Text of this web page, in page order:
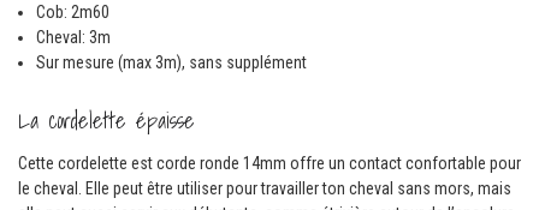
Cob: 2m60
Cheval: 3m
Sur mesure (max 3m), sans supplément
La cordelette épaisse
Cette cordelette est corde ronde 14mm offre un contact confortable pour
le cheval. Elle peut être utiliser pour travailler ton cheval sans mors, mais